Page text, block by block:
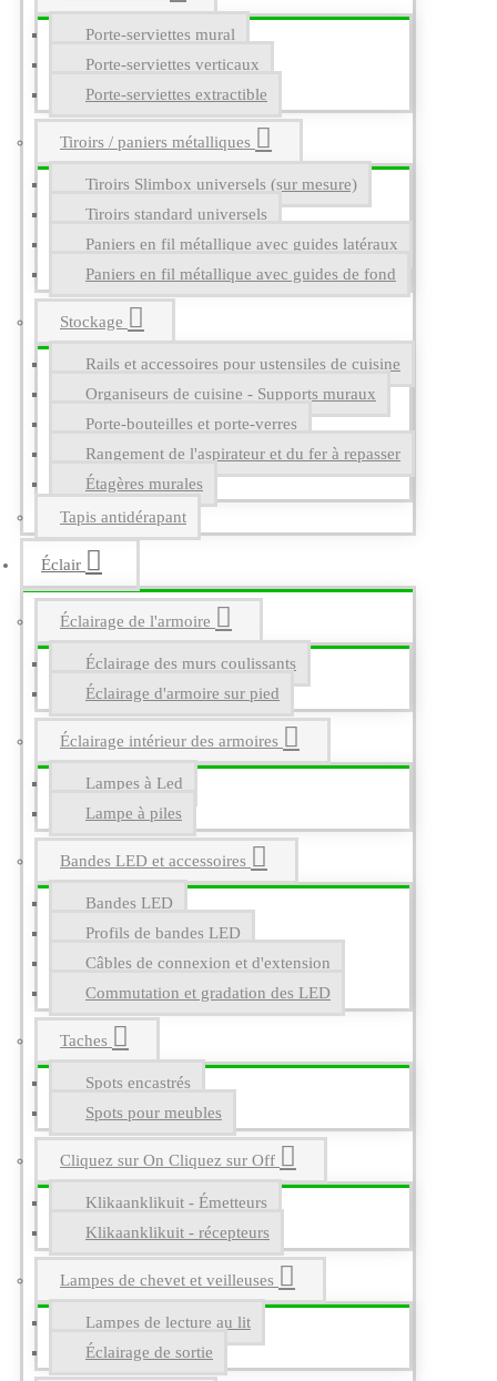
Porte-serviettes mural
Porte-serviettes verticaux
Porte-serviettes extractible
Tiroirs / paniers métalliques
Tiroirs Slimbox universels (sur mesure)
Tiroirs standard universels
Paniers en fil métallique avec guides latéraux
Paniers en fil métallique avec guides de fond
Stockage
Rails et accessoires pour ustensiles de cuisine
Organiseurs de cuisine - Supports muraux
Porte-bouteilles et porte-verres
Rangement de l'aspirateur et du fer à repasser
Étagères murales
Tapis antidérapant
Éclair
Éclairage de l'armoire
Éclairage des murs coulissants
Éclairage d'armoire sur pied
Éclairage intérieur des armoires
Lampes à Led
Lampe à piles
Bandes LED et accessoires
Bandes LED
Profils de bandes LED
Câbles de connexion et d'extension
Commutation et gradation des LED
Taches
Spots encastrés
Spots pour meubles
Cliquez sur On Cliquez sur Off
Klikaanklikuit - Émetteurs
Klikaanklikuit - récepteurs
Lampes de chevet et veilleuses
Lampes de lecture au lit
Éclairage de sortie